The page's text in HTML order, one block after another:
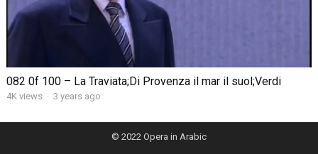
082 0f 100 – La Traviata;Di Provenza il mar il suol;Verdi
4K views · 3 years ago
© 2022 Opera in Arabic